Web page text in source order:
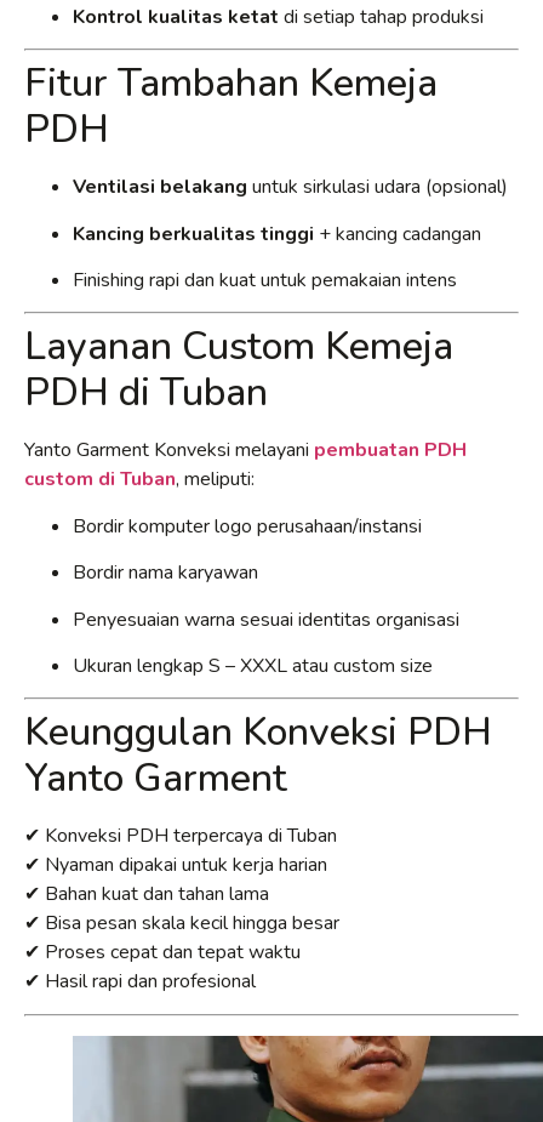
Kontrol kualitas ketat di setiap tahap produksi
Fitur Tambahan Kemeja
PDH
Ventilasi belakang untuk sirkulasi udara (opsional)
Kancing berkualitas tinggi + kancing cadangan
Finishing rapi dan kuat untuk pemakaian intens
Layanan Custom Kemeja
PDH di Tuban
Yanto Garment Konveksi melayani pembuatan PDH
custom di Tuban, meliputi:
Bordir komputer logo perusahaan/instansi
Bordir nama karyawan
Penyesuaian warna sesuai identitas organisasi
Ukuran lengkap S – XXXL atau custom size
Keunggulan Konveksi PDH
Yanto Garment
✔ Konveksi PDH terpercaya di Tuban
✔ Nyaman dipakai untuk kerja harian
✔ Bahan kuat dan tahan lama
✔ Bisa pesan skala kecil hingga besar
✔ Proses cepat dan tepat waktu
✔ Hasil rapi dan profesional